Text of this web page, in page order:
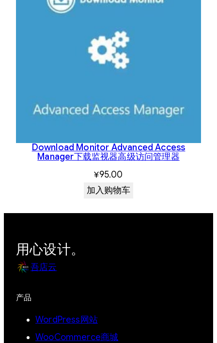
Download Monitor Advanced Access
Manager下载监视器高级访问管理器
¥95.00
加入购物车
用心设计。
吾店云
产品
WordPress网站
WooCommerce商城